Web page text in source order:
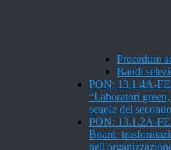
Procedure
Bandi
PON: 13.1.4A-
“Laboratori
scuole del
PON: 13.1.2A-
Board: